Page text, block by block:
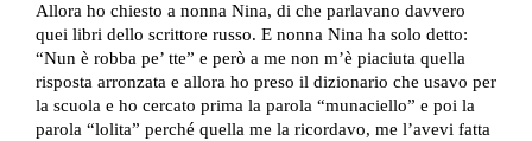
Allora ho chiesto a nonna Nina, di che parlavano davvero
quei libri dello scrittore russo. E nonna Nina ha solo detto:
“Nun è robba pe’ tte” e però a me non m’è piaciuta quella
risposta arronzata e allora ho preso il dizionario che usavo per
la scuola e ho cercato prima la parola “munaciello” e poi la
parola “lolita” perché quella me la ricordavo, me l’avevi fatta